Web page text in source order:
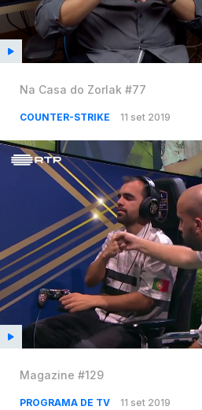
Na Casa do Zorlak #77
COUNTER-STRIKE 11 set 2019
Magazine #129
PROGRAMA DE TV 11 set 2019